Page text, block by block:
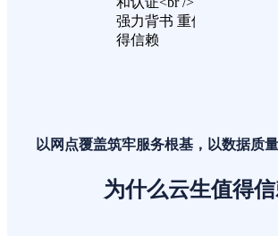
以网点覆盖筑牢服务根基，以数据质
为什么云生值得